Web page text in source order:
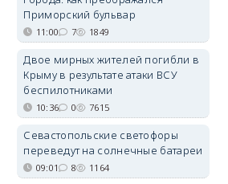
Приморский бульвар
11:00 7 1849
Двое мирных жителей погибли в
Крыму в результате атаки ВСУ
беспилотниками
10:36 0 7615
Севастопольские светофоры
переведут на солнечные батареи
09:01 8 1164